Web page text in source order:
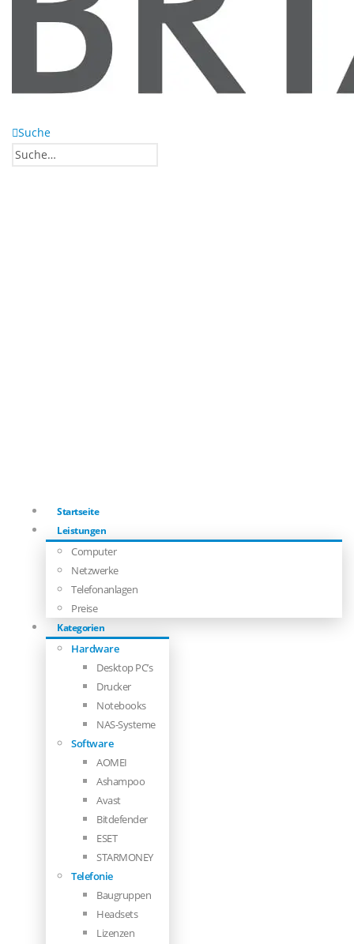
Suche
Startseite
Leistungen
Computer
Netzwerke
Telefonanlagen
Preise
Kategorien
Hardware
Desktop PC’s
Drucker
Notebooks
NAS-Systeme
Software
AOMEI
Ashampoo
Avast
Bitdefender
ESET
STARMONEY
Telefonie
Baugruppen
Headsets
Lizenzen